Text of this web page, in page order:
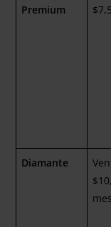
Premium
Diamante
mes